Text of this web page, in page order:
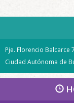
Pje. Florencio Balcarce
Ciudad Autónoma de